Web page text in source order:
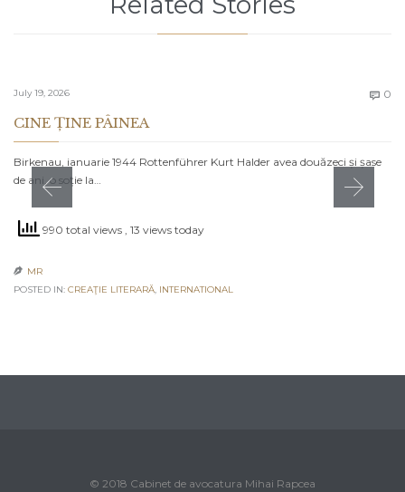
July 19, 2026  0
CINE ȚINE PÂINEA
Birkenau, ianuarie 1944 Rottenführer Kurt Halder avea douăzeci și șase
de ani, o soție la…
990 total views , 13 views today
 MR
POSTED IN: CREAŢIE LITERARĂ, INTERNATIONAL
© 2018 Cabinet de avocatura Mihai Rapcea